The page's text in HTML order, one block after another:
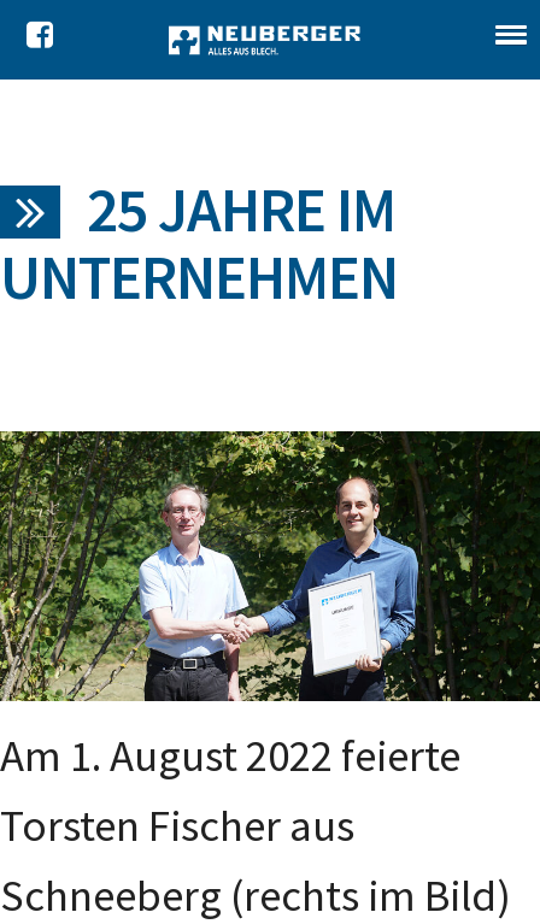
25 JAHRE IM
UNTERNEHMEN
Am 1. August 2022 feierte
Torsten Fischer aus
Schneeberg (rechts im Bild)